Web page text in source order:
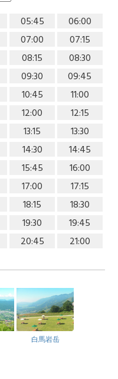
05:45
06:00
07:00
07:15
08:15
08:30
09:30
09:45
10:45
11:00
12:00
12:15
13:15
13:30
14:30
14:45
15:45
16:00
17:00
17:15
18:15
18:30
19:30
19:45
20:45 21:00
白馬岩岳